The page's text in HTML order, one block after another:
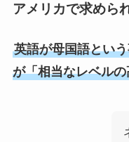
アメリカで求めら
英語が母国語とい
が「相当なレベル